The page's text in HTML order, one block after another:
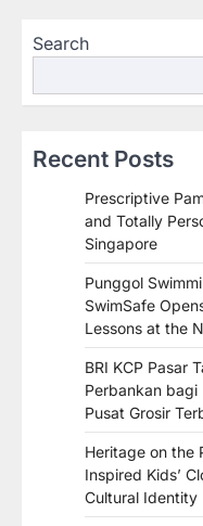
Search
Recent Posts
Prescriptive
and Totally
Singapore
Punggol
SwimSafe
Lessons at the
BRI KCP Pasar
Perbankan bagi
Pusat Grosir
Heritage on the
Inspired Kids’
Cultural Identity